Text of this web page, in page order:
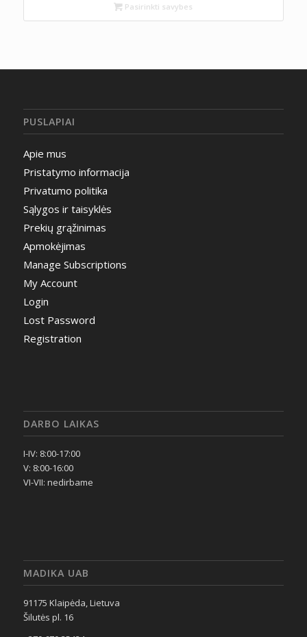
Pasirinkti savybes
PUSLAPIAI
Apie mus
Pristatymo informacija
Privatumo politika
Sąlygos ir taisyklės
Prekių grąžinimas
Apmokėjimas
Manage Subscriptions
My Account
Login
Lost Password
Registration
DARBO LAIKAS
I-IV: 8:00-17:00
V: 8:00-16:00
VI-VII: nedirbame
MADIKA UAB
91175 Klaipėda, Lietuva
Šilutės pl. 16